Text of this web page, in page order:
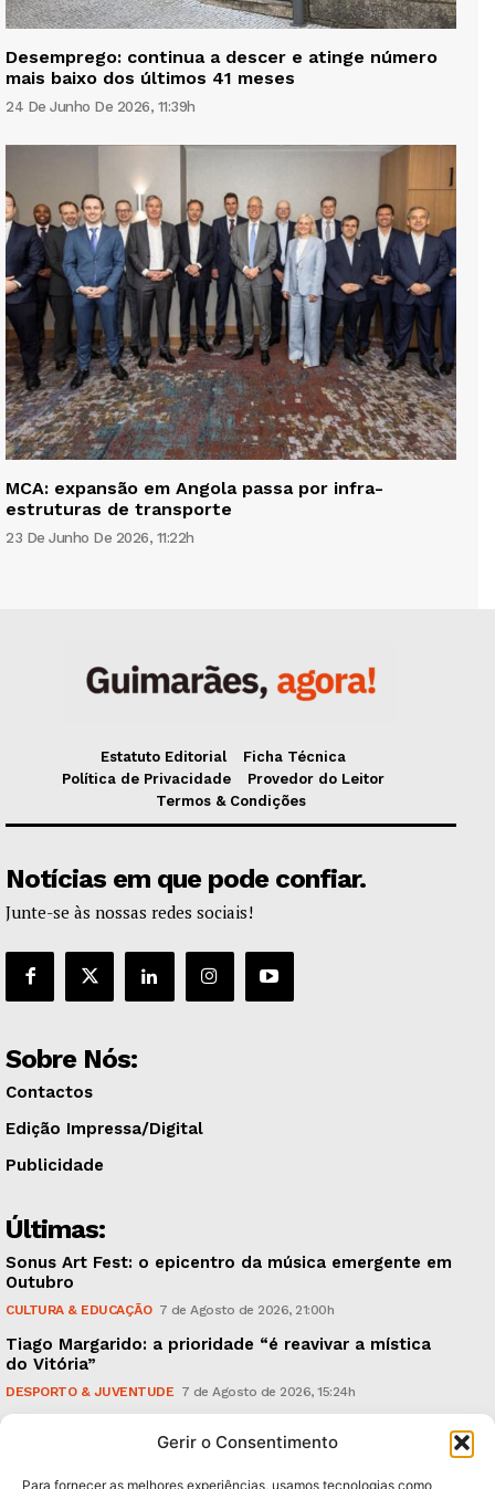
Gerir o Consentimento
Para fornecer as melhores experiências, usamos tecnologias como
Desemprego: continua a descer e atinge número
mais baixo dos últimos 41 meses
24 De Junho De 2026, 11:39h
MCA: expansão em Angola passa por infra-
estruturas de transporte
23 De Junho De 2026, 11:22h
Estatuto Editorial
Ficha Técnica
Política de Privacidade
Provedor do Leitor
Termos & Condições
Notícias em que pode confiar.
Junte-se às nossas redes sociais!
Sobre Nós:
Contactos
Edição Impressa/Digital
Publicidade
Últimas:
Sonus Art Fest: o epicentro da música emergente em
Outubro
CULTURA & EDUCAÇÃO 7 de Agosto de 2026, 21:00h
Tiago Margarido: a prioridade “é reavivar a mística
do Vitória”
DESPORTO & JUVENTUDE 7 de Agosto de 2026, 15:24h
caudais e antecipa situações de risco